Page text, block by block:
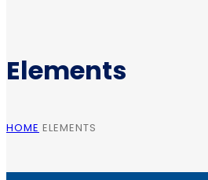
Elements
HOME ELEMENTS